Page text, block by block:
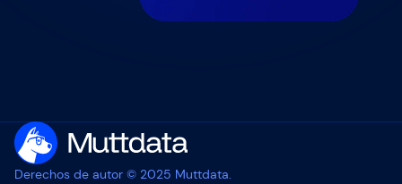
Derechos de autor © 2025 Muttdata.